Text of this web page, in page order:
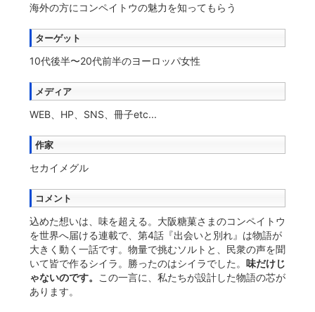
海外の方にコンペイトウの魅力を知ってもらう
ターゲット
10代後半〜20代前半のヨーロッパ女性
メディア
WEB、HP、SNS、冊子etc...
作家
セカイメグル
コメント
込めた想いは、味を超える。大阪糖菓さまのコンペイトウ
を世界へ届ける連載で、第4話『出会いと別れ』は物語が
大きく動く一話です。物量で挑むソルトと、民衆の声を聞
いて皆で作るシイラ。勝ったのはシイラでした。 味だけじ
ゃないのです。
この一言に、私たちが設計した物語の芯が
あります。